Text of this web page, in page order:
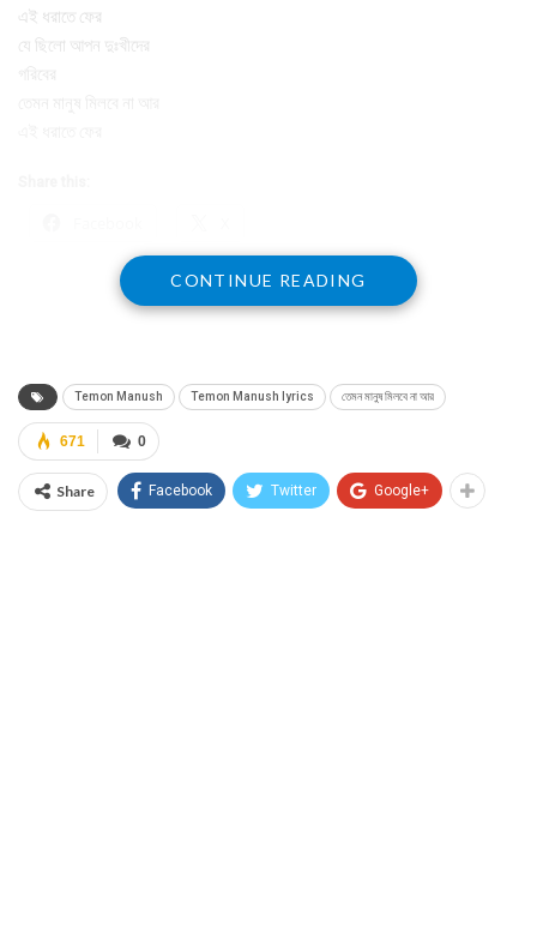
এই ধরাতে ফের
যে ছিলো আপন দুঃখীদের
গরিবের
CONTINUE READING
Temon Manush Temon Manush lyrics তেমন মানুষ মিলবে না আর
0
671
Share Facebook Twitter Google+